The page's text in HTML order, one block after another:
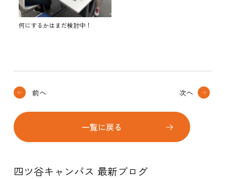
何にするかはまだ検討中！
前へ
一覧に戻る
次へ
四ツ谷キャンパス 最新ブログ